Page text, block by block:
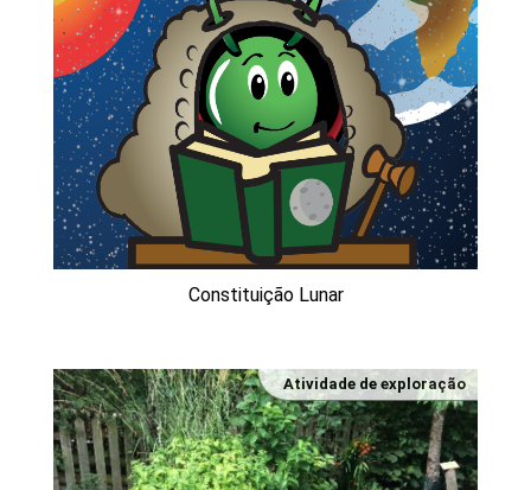
Constituição Lunar
Atividade de exploração